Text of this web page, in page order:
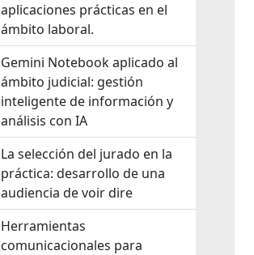
aplicaciones prácticas en el
ámbito laboral.
Gemini Notebook aplicado al
ámbito judicial: gestión
inteligente de información y
análisis con IA
La selección del jurado en la
práctica: desarrollo de una
audiencia de voir dire
Herramientas
comunicacionales para